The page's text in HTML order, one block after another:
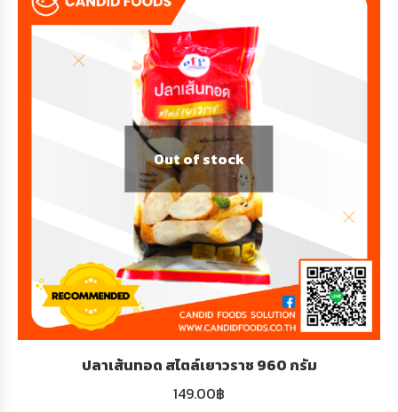
Out of stock
ปลาเส้นทอด สไตล์เยาวราช 960 กรัม
149.00฿